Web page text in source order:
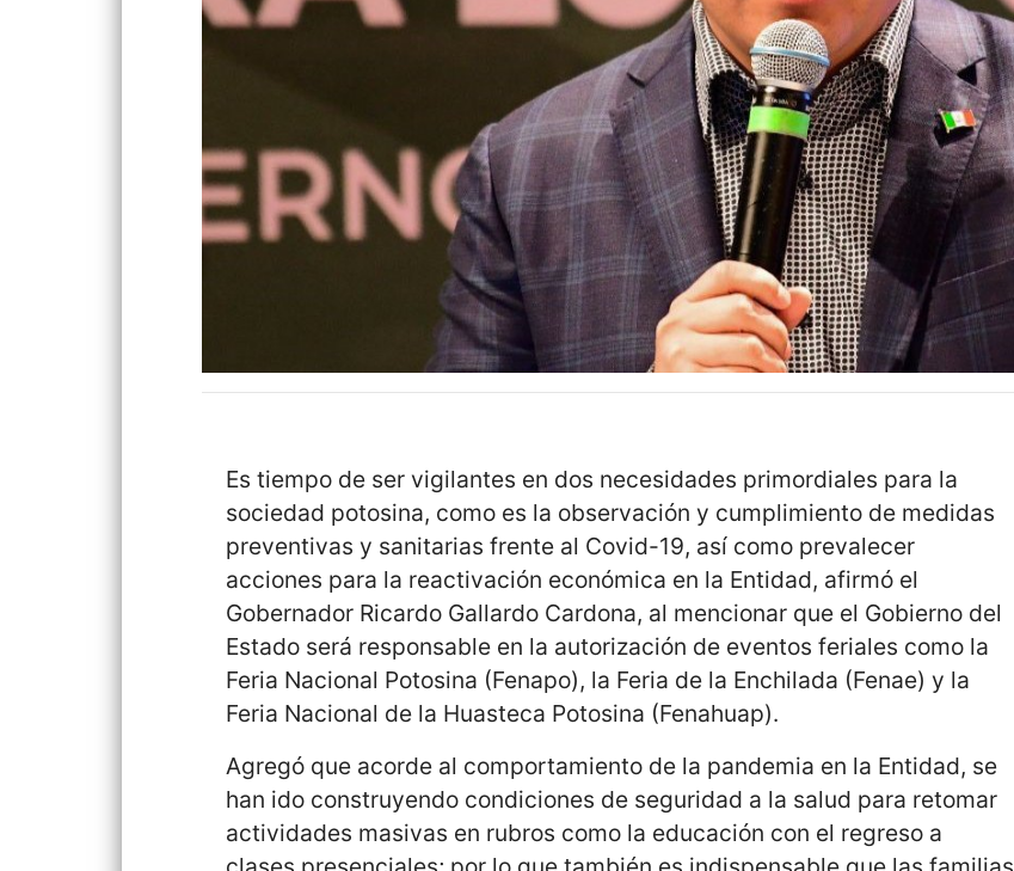
Es tiempo de ser vigilantes en dos necesidades primordiales para la
sociedad potosina, como es la observación y cumplimiento de medidas
preventivas y sanitarias frente al Covid-19, así como prevalecer
acciones para la reactivación económica en la Entidad, afirmó el
Gobernador Ricardo Gallardo Cardona, al mencionar que el Gobierno del
Estado será responsable en la autorización de eventos feriales como la
Feria Nacional Potosina (Fenapo), la Feria de la Enchilada (Fenae) y la
Feria Nacional de la Huasteca Potosina (Fenahuap).
Agregó que acorde al comportamiento de la pandemia en la Entidad, se
han ido construyendo condiciones de seguridad a la salud para retomar
actividades masivas en rubros como la educación con el regreso a